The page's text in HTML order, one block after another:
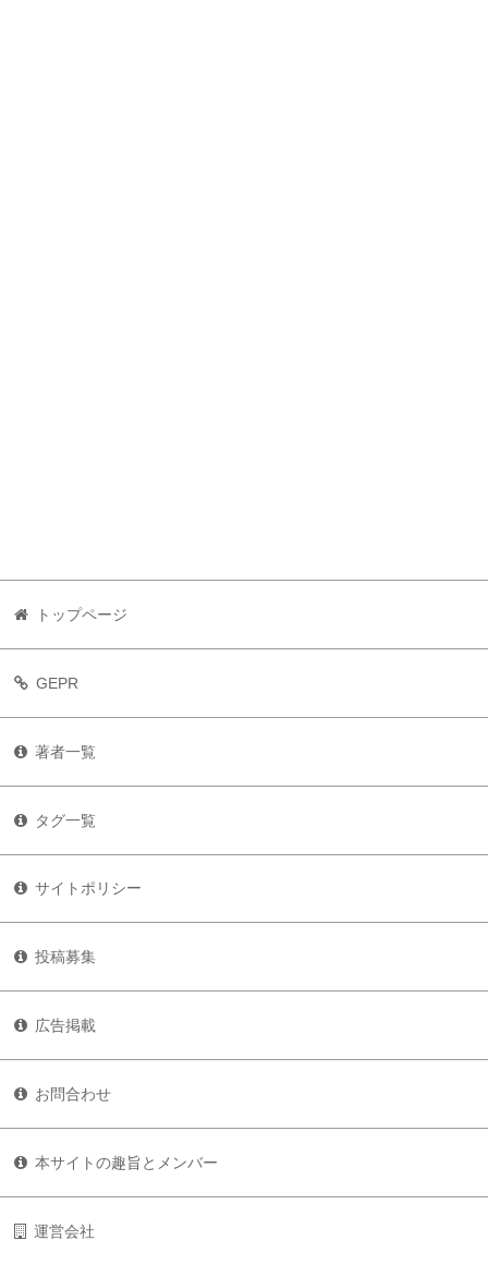
トップページ
GEPR
著者一覧
タグ一覧
サイトポリシー
投稿募集
広告掲載
お問合わせ
本サイトの趣旨とメンバー
運営会社